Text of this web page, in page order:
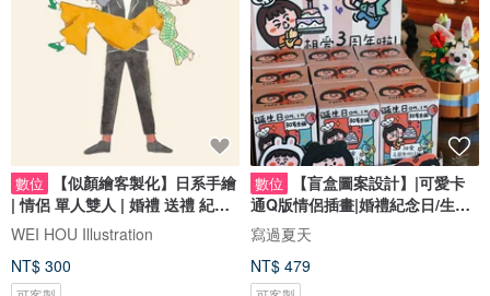
數位
【似顏繪客製化】日系手繪
| 情侶 單人雙人 | 婚禮 送禮 紀念
日
WEI HOU Illustration
NT$ 300
數位
【盲盒圖案設計】|可愛卡
通Q版情侶插畫|婚禮紀念日/生日
禮物客製
寫過夏天
NT$ 479